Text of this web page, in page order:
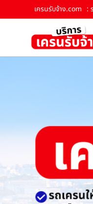
เครนรับจ้าง.com :